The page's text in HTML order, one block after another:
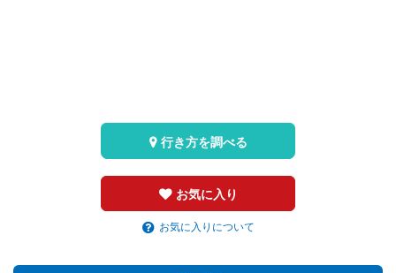
お気に入り
お気に入りについて
行き方を調べる